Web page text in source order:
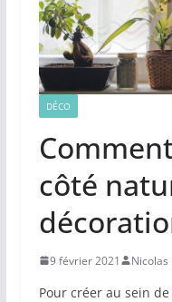
DÉCO
côté
9 février 2021 Nicolas
Pour créer au sein